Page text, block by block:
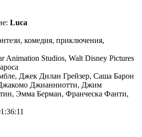
Luca
комедия, приключения,
Studios, Walt Disney Pictures
Джек Дилан Грейзер, Саша Барон
Джианниотти, Джим
Эмма Берман, Франческа Фанти,